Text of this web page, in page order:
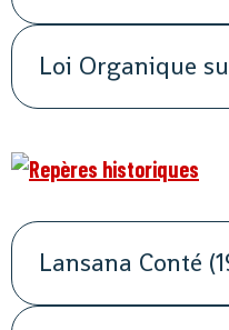
Loi Organique
Lansana Conté